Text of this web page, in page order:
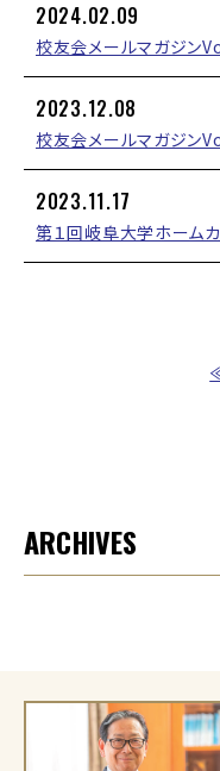
2024.02.09
校友会メールマガジン
2023.12.08
校友会メールマガジン
2023.11.17
第１回岐阜大学ホーム
ARCHIVES